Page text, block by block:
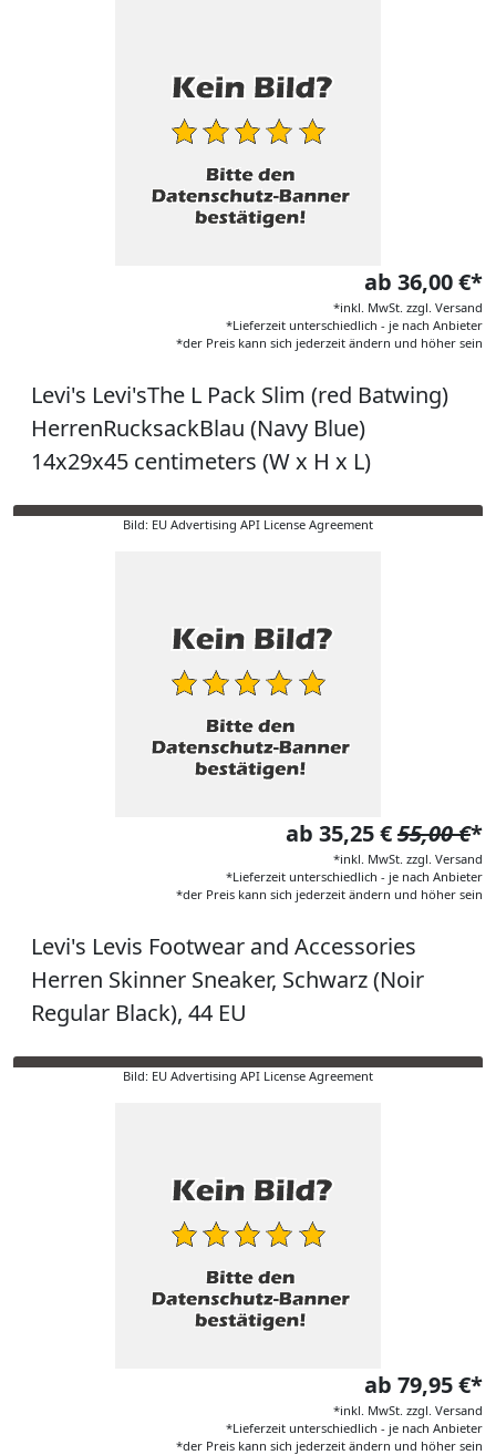
ab 36,00 €*
*inkl. MwSt. zzgl. Versand
*Lieferzeit unterschiedlich - je nach Anbieter
*der Preis kann sich jederzeit ändern und höher sein
Levi's Levi'sThe L Pack Slim (red Batwing)
HerrenRucksackBlau (Navy Blue)
14x29x45 centimeters (W x H x L)
Bild: EU Advertising API License Agreement
ab 35,25 €55,00 €*
*inkl. MwSt. zzgl. Versand
*Lieferzeit unterschiedlich - je nach Anbieter
*der Preis kann sich jederzeit ändern und höher sein
Levi's Levis Footwear and Accessories
Herren Skinner Sneaker, Schwarz (Noir
Regular Black), 44 EU
Bild: EU Advertising API License Agreement
ab 79,95 €*
*inkl. MwSt. zzgl. Versand
*Lieferzeit unterschiedlich - je nach Anbieter
*der Preis kann sich jederzeit ändern und höher sein